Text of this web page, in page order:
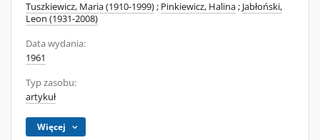
Tuszkiewicz, Maria (1910-1999); Pinkiewicz, Halina; Jabłoński,
Leon (1931-2008)
Data wydania:
1961
Typ zasobu:
artykuł
Więcej